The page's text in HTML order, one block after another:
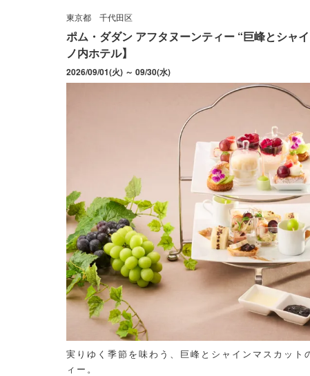
東京都 千代田区
ポム・ダダン アフタヌーンティー “巨峰とシャ
ノ内ホテル】
2026/09/01(火) ～ 09/30(水)
実りゆく季節を味わう、巨峰とシャインマスカット
ィー。